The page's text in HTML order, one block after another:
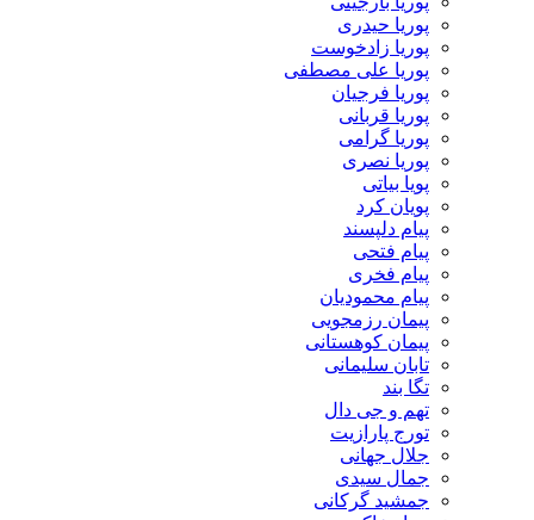
پوریا حیدری
پوریا زادخوست
پوریا علی مصطفی
پوریا فرجیان
پوریا قربانی
پوریا گرامی
پوریا نصری
پویا بیاتی
پویان کرد
پیام دلپسند
پیام فتحی
پیام فخری
پیام محمودیان
پیمان رزمجویی
پیمان کوهستانی
تابان سلیمانی
تگا بند
تهم و جی دال
تورج پارازیت
جلال جهانی
جمال سیدی
جمشید گرکانی